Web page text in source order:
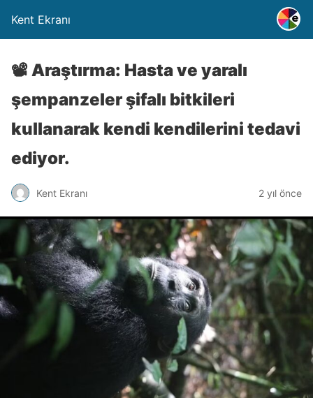
Kent Ekranı
📽️ Araştırma: Hasta ve yaralı
şempanzeler şifalı bitkileri
kullanarak kendi kendilerini tedavi
ediyor.
Kent Ekranı 2 yıl önce